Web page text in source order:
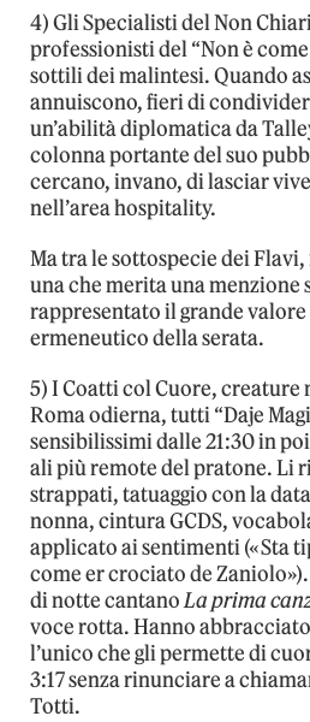
4) Gli Specialisti del Non
professionisti del “Non è
sottili dei malintesi. Quando
annuiscono, fieri di
un’abilità diplomatica da
colonna portante del suo
cercano, invano, di lasciar
nell’area hospitality.
Ma tra le sottospecie dei
una che merita una menzione
rappresentato il grande valore
ermeneutico della serata.
5) I Coatti col Cuore,
Roma odierna, tutti “Daje
sensibilissimi dalle 21:30 in
ali più remote del pratone. Li
strappati, tatuaggio con la
nonna, cintura GCDS,
applicato ai sentimenti («Sta
come er crociato de
di notte cantanoLa prima
voce rotta. Hanno
l’unico che gli permette di
3:17 senza rinunciare a
Totti.